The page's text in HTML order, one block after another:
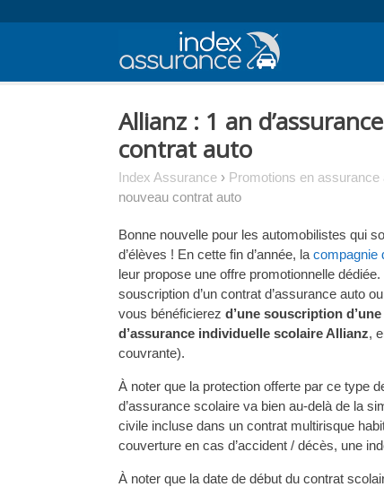
to
Allianz : 1 an
contrat auto
Index Assurance › Promotions en assurance
nouveau contrat auto
Bonne nouvelle pour les automobilistes qui
d’élèves ! En cette fin d’année, la compagnie
leur propose une offre promotionnelle
souscription d’un contrat d’assurance auto
vous bénéficierez d’une souscription
d’assurance individuelle scolaire Allianz,
couvrante).
À noter que la protection offerte par ce type
d’assurance scolaire va bien au-delà de la
civile incluse dans un contrat multirisque
couverture en cas d’accident / décès, une
À noter que la date de début du contrat